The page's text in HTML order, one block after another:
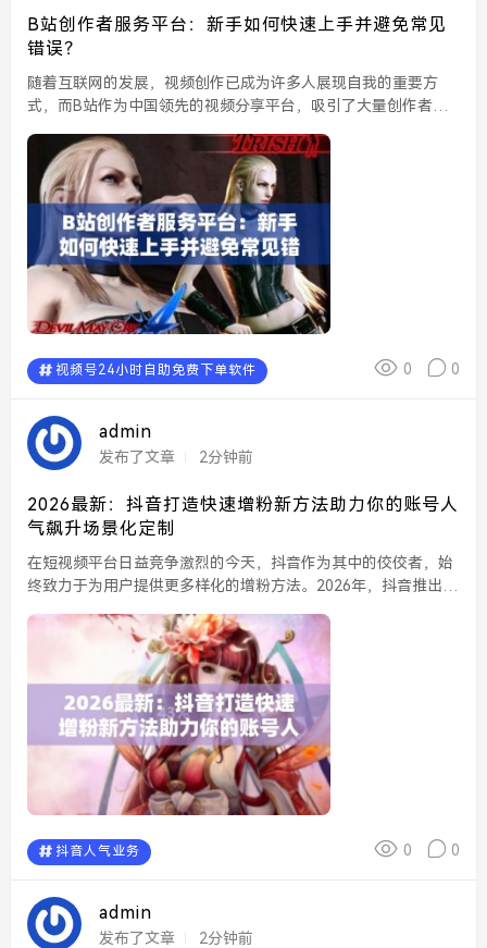
B站创作者服务平台：新手如何快速上手并避免常见
错误？
随着互联网的发展，视频创作已成为许多人展现自我的重要方
式，而B站作为中国领先的视频分享平台，吸引了大量创作者加
惑，本文将为您提供一些实用的建议，帮助您快速上手，并避免
常...
视频号24小时自助免费下单软件 0 0
admin
发布了文章 2分钟前
2026最新：抖音打造快速增粉新方法助力你的账号人
气飙升场景化定制
在短视频平台日益竞争激烈的今天，抖音作为其中的佼佼者，始
终致力于为用户提供更多样化的增粉方法。2026年，抖音推出了
飙升，帮助内容创作者在平台上获得更好的曝光和互动。...
抖音人气业务 0 0
admin
发布了文章 2分钟前